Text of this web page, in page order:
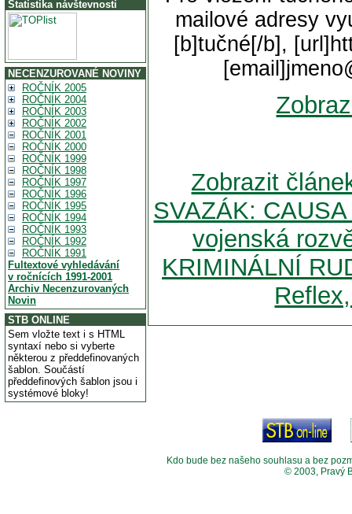
Statistika návštevnosti
NECENZUROVANÉ NOVINY
ROČNÍK 2005
ROČNÍK 2004
ROČNÍK 2003
ROČNÍK 2002
ROČNÍK 2001
ROČNÍK 2000
ROČNÍK 1999
ROČNÍK 1998
ROČNÍK 1997
ROČNÍK 1996
ROČNÍK 1995
ROČNÍK 1994
ROČNÍK 1993
ROČNÍK 1992
ROČNÍK 1991
Fultextové vyhledávání
v ročnících 1991-2001
Archiv Necenzurovaných
Novin
STB ONLINE
Sem vložte text i s HTML
syntaxí nebo si vyberte
některou z předdefinovaných
šablon. Součástí
předdefinových šablon jsou i
systémové bloky!
mailové adresy
[b]tučné[/b],
Zobrazit
SVAZÁK:
vojenská
KRIMINÁLNÍ
Kdo bude bez našeho souhlasu a bez
© 2003, Pravý